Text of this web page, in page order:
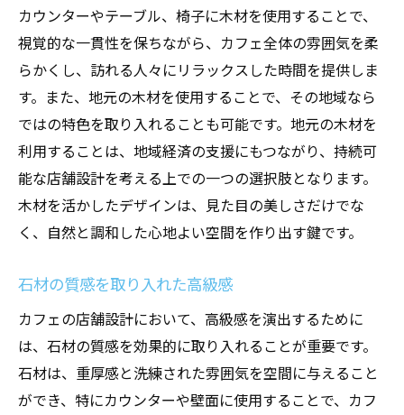
カウンターやテーブル、椅子に木材を使用することで、
視覚的な一貫性を保ちながら、カフェ全体の雰囲気を柔
らかくし、訪れる人々にリラックスした時間を提供しま
す。また、地元の木材を使用することで、その地域なら
ではの特色を取り入れることも可能です。地元の木材を
利用することは、地域経済の支援にもつながり、持続可
能な店舗設計を考える上での一つの選択肢となります。
木材を活かしたデザインは、見た目の美しさだけでな
く、自然と調和した心地よい空間を作り出す鍵です。
石材の質感を取り入れた高級感
カフェの店舗設計において、高級感を演出するために
は、石材の質感を効果的に取り入れることが重要です。
石材は、重厚感と洗練された雰囲気を空間に与えること
ができ、特にカウンターや壁面に使用することで、カフ